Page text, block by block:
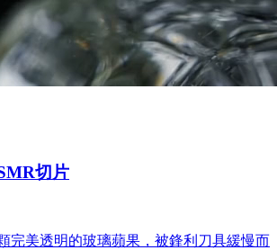
切片
完美透明的玻璃蘋果，被鋒利刀具緩慢而